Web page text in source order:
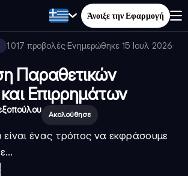
Άνοιξε την Εφαρμογή
1.017 προβολές·Ενημερώθηκε 15 Ιουλ 2026·
Παραθετικών
Επιρρημάτων
Ακολούθησε
ένας τρόπος να εκφράσουμε